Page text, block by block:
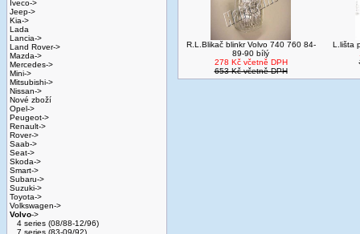
Iveco->
Jeep->
Kia->
Lada
Lancia->
Land Rover->
Mazda->
Mercedes->
Mini->
Mitsubishi->
Nissan->
Nové zboží
Opel->
Peugeot->
Renault->
Rover->
Saab->
Seat->
Skoda->
Smart->
Subaru->
Suzuki->
Toyota->
Volkswagen->
Volvo->
4 series (08/88-12/96)
7 series (83-09/92)
R.L.Blikač blinkr Volvo 740 760 84-
89-90 bílý
278 Kč včetně DPH
653 Kč včetně DPH
L.lišta